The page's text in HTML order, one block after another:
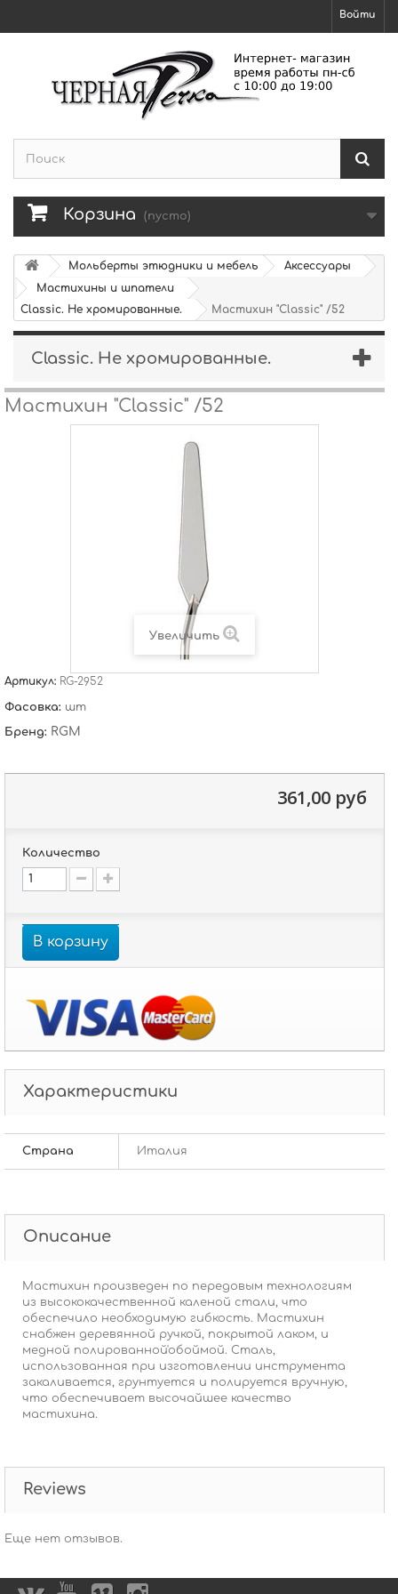
Войти
Корзина (пусто)
Мольберты этюдники и мебель
Аксессуары
Мастихины и шпатели
Classic. Не хромированные.
Мастихин "Classic" /52
Classic. Не хромированные.
Мастихин "Classic" /52
Увеличить
Артикул: RG-2952
Фасовка: шт
Бренд: RGM
361,00 руб
Количество
В корзину
Характеристики
Страна Италия
Описание
Мастихин произведен по передовым технологиям
из высококачественной каленой стали, что
обеспечило необходимую гибкость. Мастихин
снабжен деревянной ручкой, покрытой лаком, и
медной полированной'обоймой. Сталь,
использованная при изготовлении инструмента
закаливается, грунтуется и полируется вручную,
что обеспечивает высочайшее качество
мастихина.
Reviews
Еще нет отзывов.